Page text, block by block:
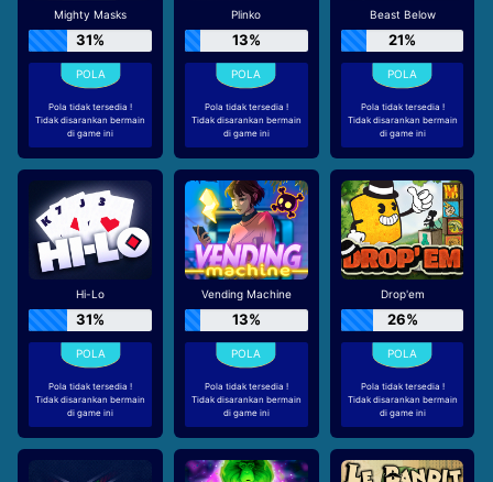
Mighty Masks
31%
Pola tidak tersedia !
Tidak disarankan bermain
di game ini
Plinko
13%
Pola tidak tersedia !
Tidak disarankan bermain
di game ini
Beast Below
21%
Pola tidak tersedia !
Tidak disarankan bermain
di game ini
Hi-Lo
31%
Pola tidak tersedia !
Tidak disarankan bermain
di game ini
Vending Machine
13%
Pola tidak tersedia !
Tidak disarankan bermain
di game ini
Drop'em
26%
Pola tidak tersedia !
Tidak disarankan bermain
di game ini